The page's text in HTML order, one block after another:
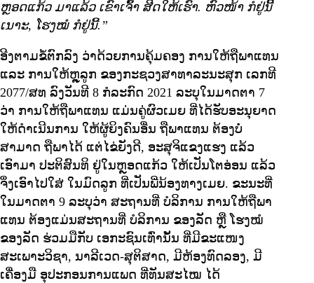
ຫຼອດແກ້ວ ມາແລ້ວ ເຂົາເຈົ້າ ສີດໃຫ້ເຮົາ. ຫົວໜ້າ ກໍຢູ່ນີ້
ເນາະ, ໂຮງໝໍ ກໍຢູ່ນີ້.”
ອີງຕາມຂໍ້ຕົກລົງ ວ່າດ້ວຍການຄຸ້ມຄອງ ການໃຫ້ຖືພາແທນ
ແລະ ການໃຫ້ຫຼຸລູກ ຂອງກະຊວງສາທາລະນະສຸກ ເລກທີ
2077/ສທ ລົງວັນທີ 8 ກໍລະກົດ 2021 ລະບຸໃນມາດຕາ 7
ວ່າ ການໃຫ້ຖືພາແທນ ແມ່ນຄູ່ຜົວເມຍ ທີ່ໄດ້ຮັບອະນຸຍາດ
ໃຫ້ດໍາເນີນການ ໃຫ້ຜູ້ຍິງຄົນອື່ນ ຖືພາແທນ ຕ້ອງບໍ່
ສາມາດ ຖືພາໄດ້ ແຕ່ໄຂ່ຍັງດີ, ອະສຸຈິແຂງແຮງ ແລ້ວ
ເອົາມາ ປະຕິສົນທິ ຢູ່ໃນຫຼອດແກ້ວ ໃຫ້ເປັນໂຕອ່ອນ ແລ້ວ
ຈຶ່ງເອົາໄປໃສ່ ໃນມົດລູກ ທີ່ເປັນພີ່ນ້ອງທາງເມຍ. ຂະນະທີ່
ໃນມາດຕາ 9 ລະບຸວ່າ ສະຖານທີ່ ບໍລິການ ການໃຫ້ຖືພາ
ແທນ ຕ້ອງແມ່ນສະຖານທີ່ ບໍລິການ ຂອງລັດ ຫຼື ໂຮງໝໍ
ຂອງລັດ ຮ່ວມມືກັບ ເອກະຊົນເທົ່ານັ້ນ ທີ່ມີຂະແໜງ
ສະເພາະວິຊາ, ນາລີເວດ-ສຸຕິສາດ, ມີຫ້ອງທົດລອງ, ມີ
ເຄື່ອງມື ອຸປະກອນການແພດ ທີ່ທັນສະໄໝ ໄດ້